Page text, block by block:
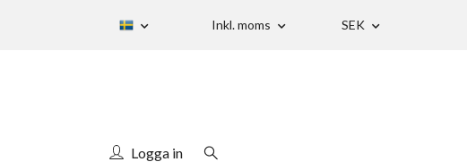
Inkl. moms SEK
Logga in